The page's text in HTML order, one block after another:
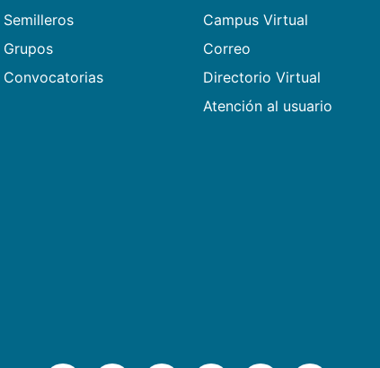
Semilleros
Grupos
Convocatorias
Campus Virtual
Correo
Directorio Virtual
Atención al usuario